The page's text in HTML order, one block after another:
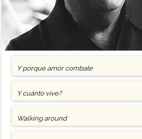
Y porque amor combate
Y cuánto vive?
Walking around